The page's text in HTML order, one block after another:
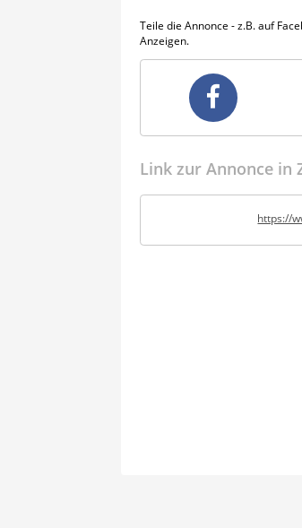
Teile die Annonce - z.B. auf
Anzeigen.
Link zur Annonce in
https://